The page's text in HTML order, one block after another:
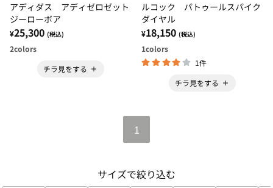
アディダス アディゼロゼット
ジーローボア
¥25,300 (税込)
2colors
チラ見をする
ルコック パトゥールスパイク
ダイヤル
¥18,150 (税込)
1colors
1件
チラ見をする
1
サイズで絞り込む